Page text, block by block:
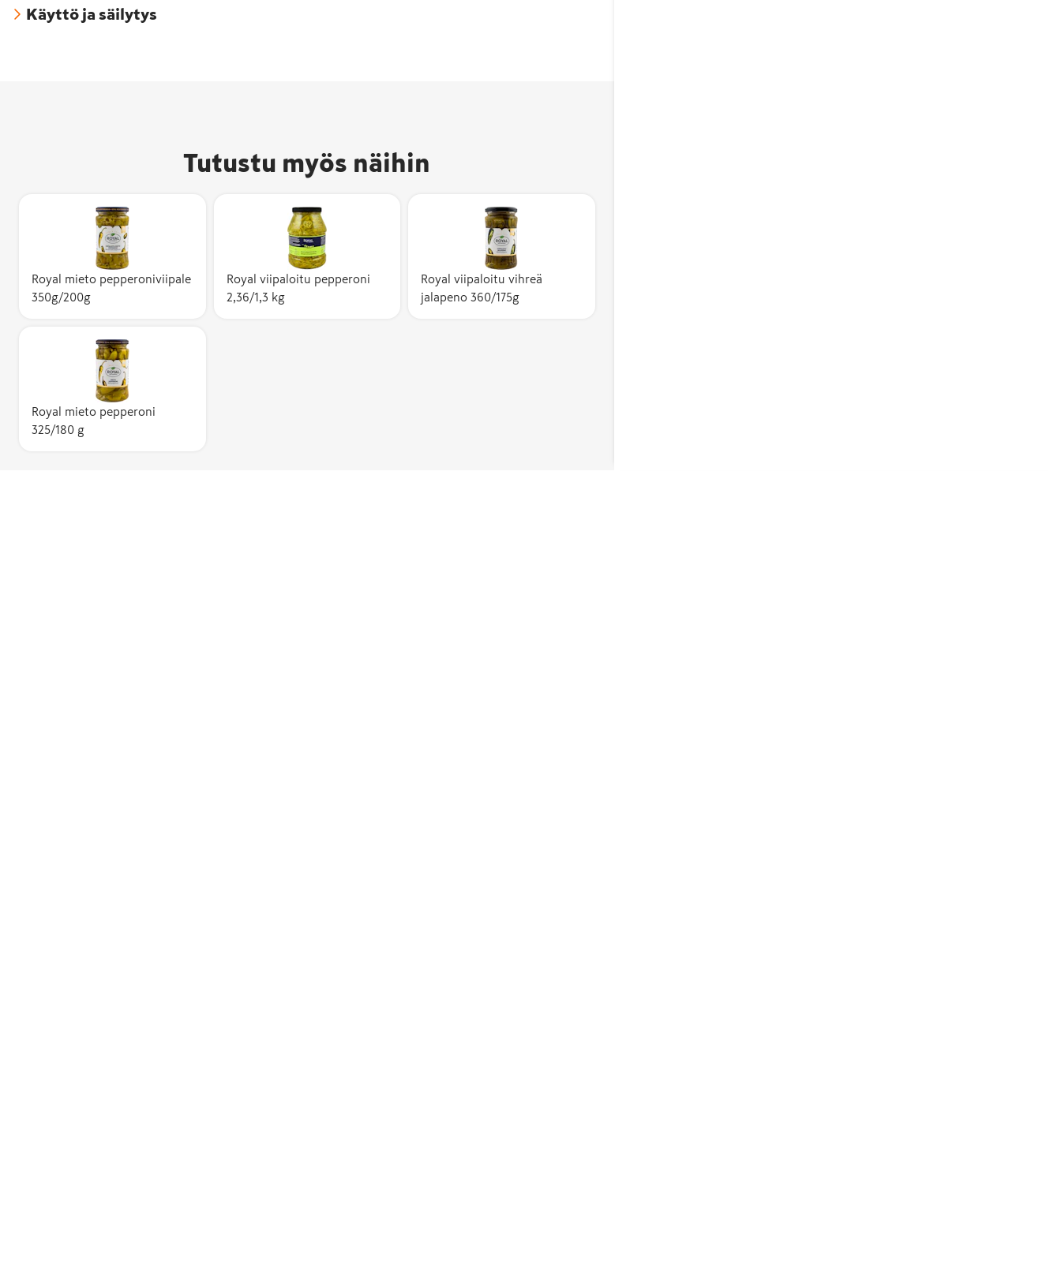
Käyttö ja säilytys
Tutustu myös näihin
Royal mieto pepperoniviipale
350g/200g
Royal viipaloitu pepperoni
2,36/1,3 kg
Royal viipaloitu vihreä
jalapeno 360/175g
Royal mieto pepperoni
325/180 g